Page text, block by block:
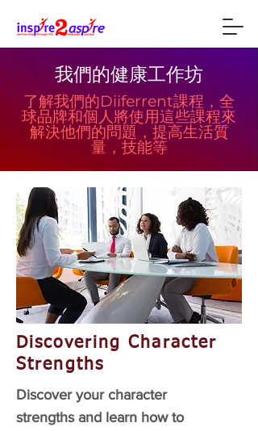
我們的健康工作坊
了解我們的Diiferrent課程，全
球品牌和個人將使用這些課程來
解決他們的問題，提高生活質
量，技能等
Discovering Character
Strengths
Discover your character
strengths and learn how to